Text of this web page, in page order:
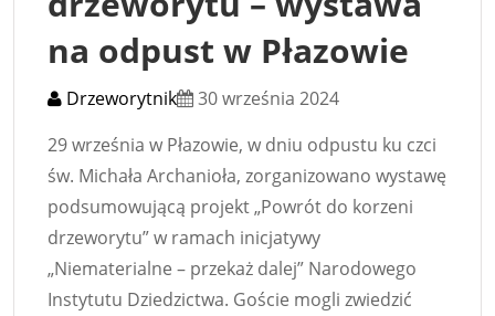
na odpust w Płazowie
Drzeworytnik
30 września 2024
29 września w Płazowie, w dniu odpustu ku czci
św. Michała Archanioła, zorganizowano wystawę
podsumowującą projekt „Powrót do korzeni
drzeworytu” w ramach inicjatywy
„Niematerialne – przekaż dalej” Narodowego
Instytutu Dziedzictwa. Goście mogli zwiedzić